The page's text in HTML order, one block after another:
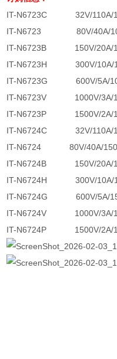
IT-N6723C 32V/110A/
IT-N6723 80V/40A/
IT-N6723B 150V/20A/
IT-N6723H 300V/10A/
IT-N6723G 600V/5A/
IT-N6723V 1000V/3A/
IT-N6723P 1500V/2A/
IT-N6724C 32V/110A/
IT-N6724 80V/40A/
IT-N6724B 150V/20A/
IT-N6724H 300V/10A/
IT-N6724G 600V/5A/
IT-N6724V 1000V/3A/
IT-N6724P 1500V/2A/